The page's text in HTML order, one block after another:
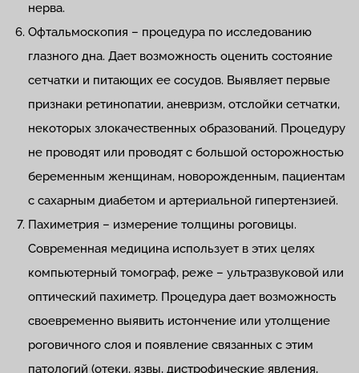
нерва.
Офтальмоскопия – процедура по исследованию
глазного дна. Дает возможность оценить состояние
сетчатки и питающих ее сосудов. Выявляет первые
признаки ретинопатии, аневризм, отслойки сетчатки,
некоторых злокачественных образований. Процедуру
не проводят или проводят с большой осторожностью
беременным женщинам, новорожденным, пациентам
с сахарным диабетом и артериальной гипертензией.
Пахиметрия – измерение толщины роговицы.
Современная медицина использует в этих целях
компьютерный томограф, реже – ультразвуковой или
оптический пахиметр. Процедура дает возможность
своевременно выявить истончение или утолщение
роговичного слоя и появление связанных с этим
патологий (отеки, язвы, дистрофические явления,